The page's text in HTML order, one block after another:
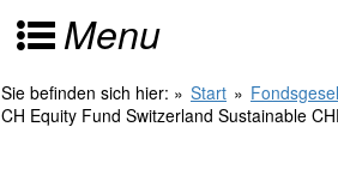
Menu
Sie befinden sich hier: » Start »
CH Equity Fund Switzerland Sustainable